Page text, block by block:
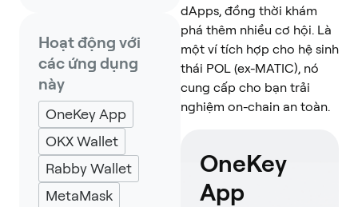
Hoạt động với
các ứng dụng
này
OneKey App
OKX Wallet
Rabby Wallet
MetaMask
dApps, đồng thời khám
phá thêm nhiều cơ hội. Là
một ví tích hợp cho hệ sinh
thái POL (ex-MATIC), nó
cung cấp cho bạn trải
nghiệm on-chain an toàn.
OneKey
App